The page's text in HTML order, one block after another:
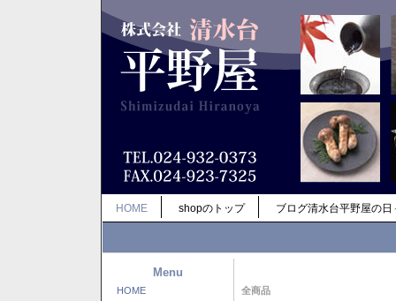
HOME shopのトップ ブログ清水台平野屋の日
Menu
HOME 全商品